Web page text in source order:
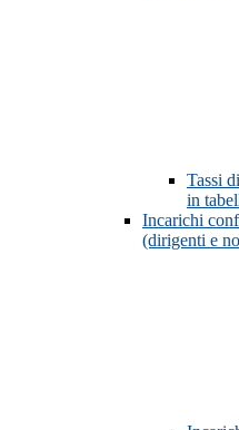
Tassi
in
Incarichi
(dirigenti e